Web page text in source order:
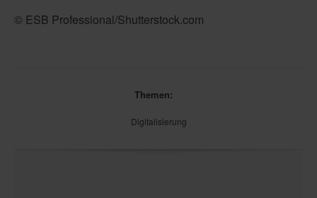
© ESB Professional/Shutterstock.com
Themen:
Digitalisierung